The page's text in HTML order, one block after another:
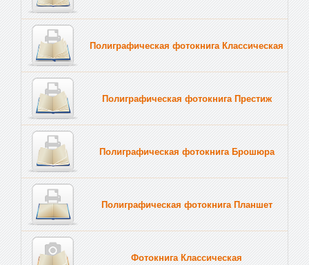
Полиграфическая фотокнига Классическая
Полиграфическая фотокнига Престиж
Полиграфическая фотокнига Брошюра
Полиграфическая фотокнига Планшет
Фотокнига Классическая